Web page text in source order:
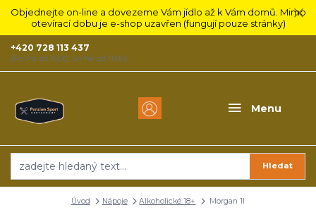
Objednejte on-line a dovezeme Vám jídlo až k Vám domů. Mimo
otevírací dobu je e-shop uzavřen (fungují pouze stránky)
Menu
Hledat
+420 728 113 437
(Po-Pá od 16:00, So-Ne od 11:00)
Úvod Nápoje Alkoholické 18+ Morgan 1l